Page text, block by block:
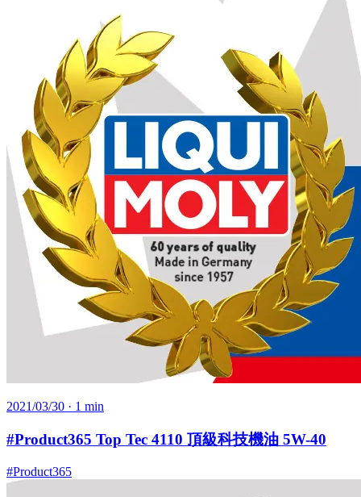
2021/03/30 · 1 min
#Product365 Top Tec 4110 頂級科技機油 5W-40
#Product365